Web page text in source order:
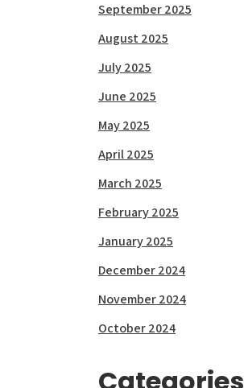
September 2025
August 2025
July 2025
June 2025
May 2025
April 2025
March 2025
February 2025
January 2025
December 2024
November 2024
October 2024